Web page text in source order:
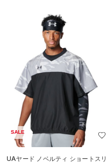
SALE
UAヤード ノベルティ ショートスリ